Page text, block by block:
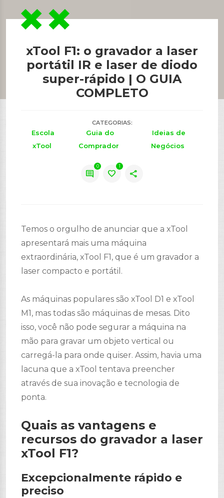
xTool F1: o gravador a laser
portátil IR e laser de diodo
super-rápido | O GUIA
COMPLETO
CATEGORIAS:
Escola
xTool
Guia do
Comprador
Ideias de
Negócios
comment
0
favorite
1
share
Temos o orgulho de anunciar que a xTool
apresentará mais uma máquina
extraordinária, xTool F1, que é um gravador a
laser compacto e portátil.
As máquinas populares são xTool D1 e xTool
M1, mas todas são máquinas de mesas. Dito
isso, você não pode segurar a máquina na
mão para gravar um objeto vertical ou
carregá-la para onde quiser. Assim, havia uma
lacuna que a xTool tentava preencher
através de sua inovação e tecnologia de
ponta.
Quais as vantagens e
recursos do gravador a laser
xTool F1?
Excepcionalmente rápido e
preciso